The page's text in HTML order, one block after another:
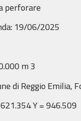
perforare
19/06/2025
m3
di Reggio Emilia,
Y = 946.509